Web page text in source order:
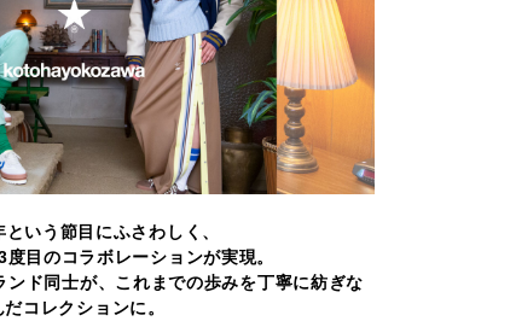
いう節目にふさわしく、
目のコラボレーションが実現。
ド同士が、これまでの歩みを丁寧に紡ぎな
コレクションに。